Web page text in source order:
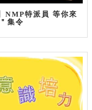
NMP特派員 等你來
集令